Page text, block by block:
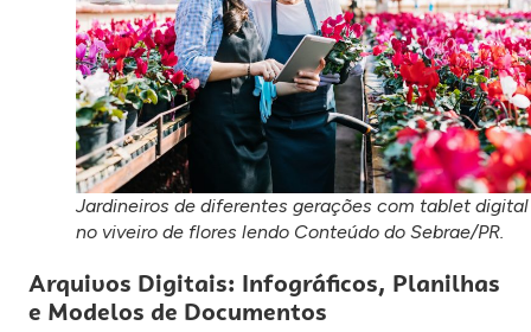
Jardineiros de diferentes gerações com tablet digital
no viveiro de flores lendo Conteúdo do Sebrae/PR.
Arquivos Digitais: Infográficos, Planilhas
e Modelos de Documentos